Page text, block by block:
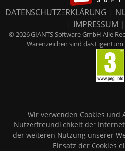
DATENSCHUTZERKLÄRUNG |
| IMPRESSUM |
© 2026 GIANTS Software GmbH Alle
Warenzeichen sind das
Wir verwenden Cookies und
Nutzerfreundlichkeit der
der weiteren Nutzung unserer
Einsatz der Cookies